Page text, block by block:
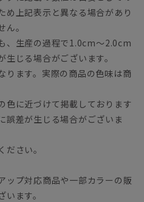
め上記表示と異なる場合があり
。
、生産の過程で1.0cm～2.0cm
じる場合がございます。
ます。実際の商品の色味は商
に近づけて掲載しております
誤差が生じる場合がございま
ださい。
プ対応商品や一部カラーの販
ます。